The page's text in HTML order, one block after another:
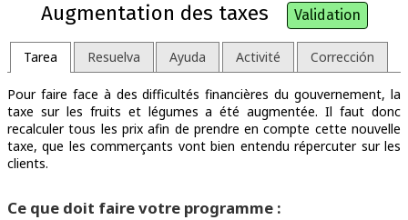
Augmentation des taxes Validation
Tarea Resuelva Ayuda Activité Corrección
Pour faire face à des difficultés financières du gouvernement, la
taxe sur les fruits et légumes a été augmentée. Il faut donc
recalculer tous les prix afin de prendre en compte cette nouvelle
taxe, que les commerçants vont bien entendu répercuter sur les
clients.
Ce que doit faire votre programme :